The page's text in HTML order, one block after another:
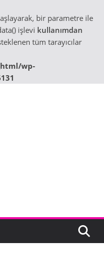
bir parametre ile
işlevi kullanımdan
tüm tarayıcılar
wp-